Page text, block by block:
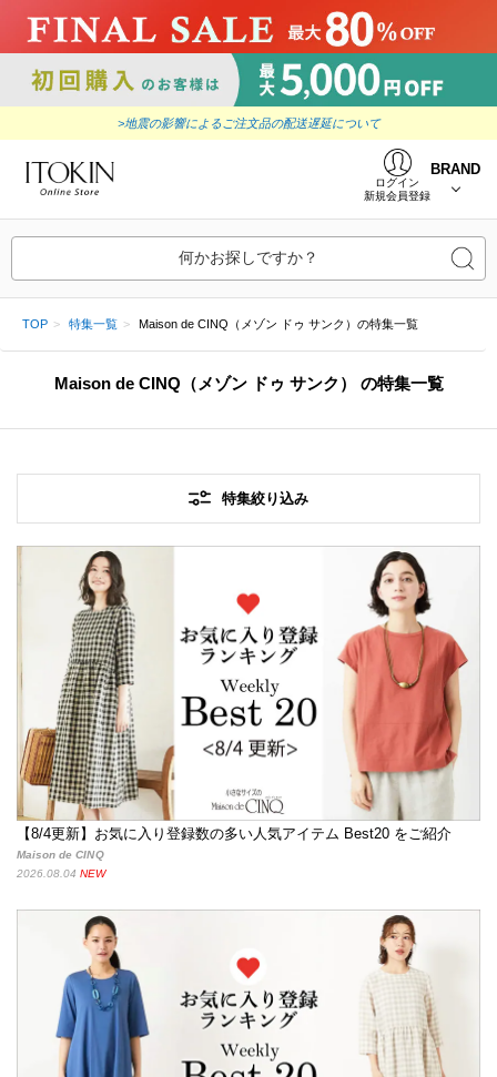
>地震の影響によるご注文品の配送遅延について
ログイン
新規会員登録
BRAND
何かお探しですか？
TOP 特集一覧 Maison de CINQ（メゾン ドゥ サンク）の特集一覧
Maison de CINQ（メゾン ドゥ サンク） の特集一覧
特集絞り込み
【8/4更新】お気に入り登録数の多い人気アイテム Best20 をご紹介
Maison de CINQ
2026.08.04 NEW